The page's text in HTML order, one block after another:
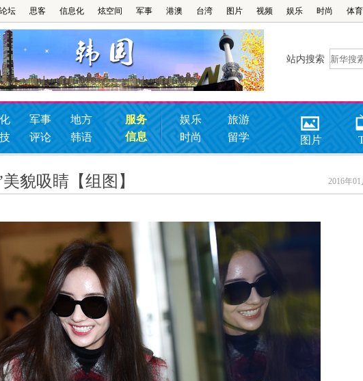
论坛 思客 信息化 炫空间 军事 港澳 台湾 图片 视频 娱乐 时尚 体育
站内搜索
军事
地方
评论 韩语
服务
信息
娱乐
旅游
时尚
留学 图片
貌吸睛【组图】 2016年